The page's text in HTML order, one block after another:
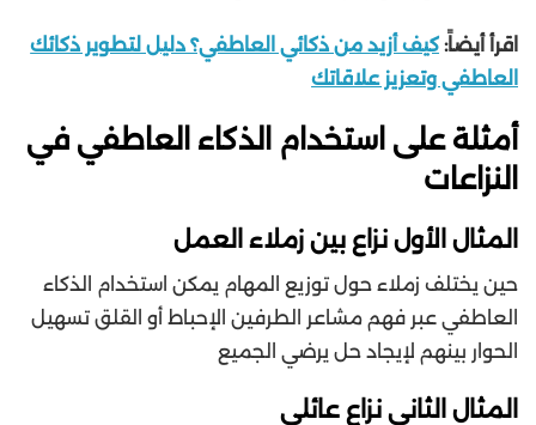
اقرأ أيضاً: كيف أزيد من ذكائي العاطفي؟ دليل لتطوير ذكائك
العاطفي وتعزيز علاقاتك
أمثلة على استخدام الذكاء العاطفي في
النزاعات
المثال الأول نزاع بين زملاء العمل
حين يختلف زملاء حول توزيع المهام يمكن استخدام الذكاء
العاطفي عبر فهم مشاعر الطرفين الإحباط أو القلق تسهيل
الحوار بينهم لإيجاد حل يرضي الجميع
المثال الثاني نزاع عائلي